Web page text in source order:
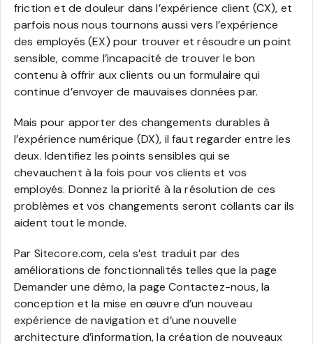
friction et de douleur dans l’expérience client (CX), et
parfois nous nous tournons aussi vers l’expérience
des employés (EX) pour trouver et résoudre un point
sensible, comme l’incapacité de trouver le bon
contenu à offrir aux clients ou un formulaire qui
continue d’envoyer de mauvaises données par.
Mais pour apporter des changements durables à
l’expérience numérique (DX), il faut regarder entre les
deux. Identifiez les points sensibles qui se
chevauchent à la fois pour vos clients et vos
employés. Donnez la priorité à la résolution de ces
problèmes et vos changements seront collants car ils
aident tout le monde.
Par Sitecore.com, cela s’est traduit par des
améliorations de fonctionnalités telles que la page
Demander une démo, la page Contactez-nous, la
conception et la mise en œuvre d’un nouveau
expérience de navigation et d’une nouvelle
architecture d’information, la création de nouveaux